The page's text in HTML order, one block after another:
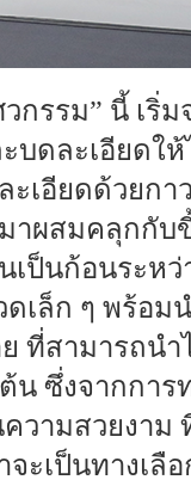
รรม” นี้ เริ่
ดละเอียดให้
ะเอียดด้วยก
ผสมคลุกกับ
ป็นก้อนระหว่
ล็ก ๆ พร้อม
ที่สามารถน
น ซึ่งจากกา
วามสวยงาม
ะเป็นทางเลื